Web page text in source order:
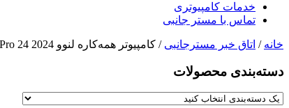
خدمات کامپیوتری
تماس با مستر جانبی
خانه / اتاق خبر مسترجانبی / کامپیوتر همه‌کاره لنوو Xiaoxin Pro 24 2024 رونمایی شد
دسته‌بندی‌ محصولات